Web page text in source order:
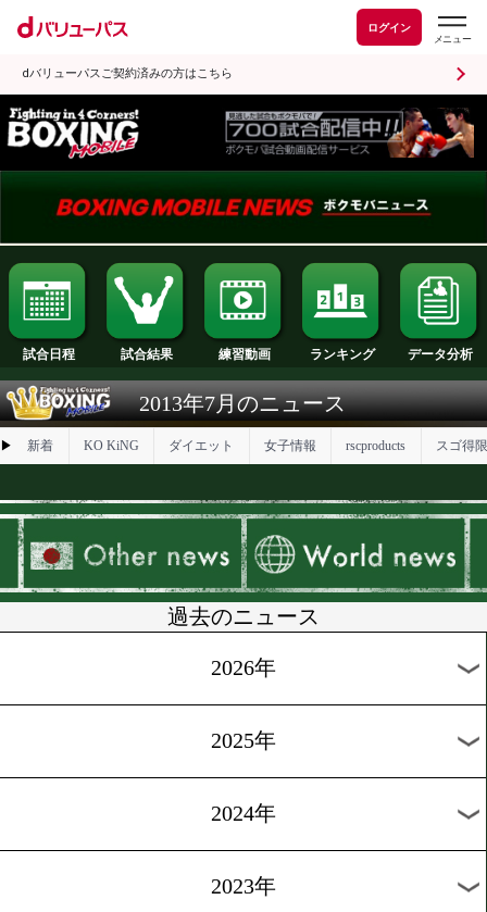
ログイン
dバリューパスご契約済みの方はこちら
試合日程 試合結果 練習動画 ランキング
新着 ダイエット
過去のニュース
2026年
2025年